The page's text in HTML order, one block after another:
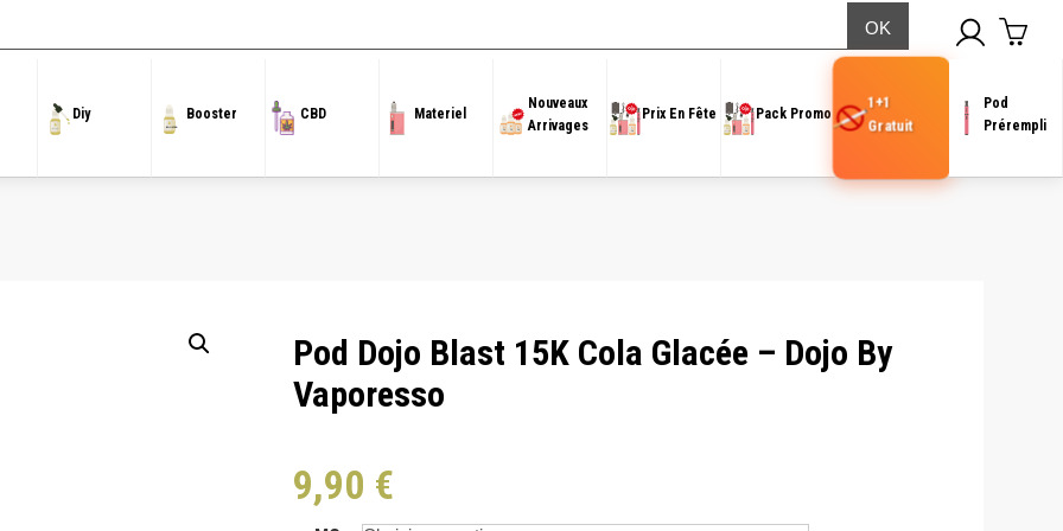
Diy Booster CBD Materiel
Nouveaux
Arrivages
Prix En Fête Pack Promo
1+1
Gratuit
Pod
Prérempli
Pod Dojo Blast 15K Cola Glacée – Dojo By
Vaporesso
9,90 €